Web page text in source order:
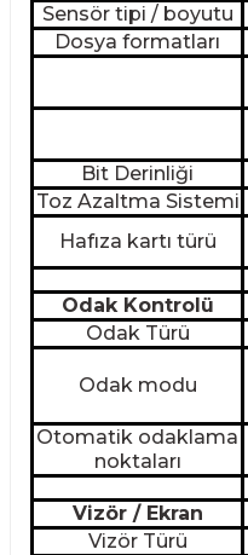
Sensör tipi / boyutu
Dosya formatları
Bit Derinliği
Toz Azaltma Sistemi
Hafıza kartı türü
Odak Kontrolü
Odak Türü
Odak modu
Otomatik odaklama
noktaları
Vizör / Ekran
Vizör Türü